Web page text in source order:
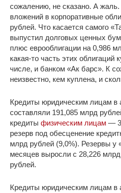
сожалению, не сказано. А
вложений в корпоративные
рублей. Что касается самого
выпустил долговых ценных
плюс еврооблигации на 0,986
какая-то часть этих облигаций
числе, и банком «Ак барс». К
неизвестно, кем куплена, и
Кредиты юридическим лицам в
составляли 191,085 млрд
кредиты физическим лицам —
резерв под обесценение
млрд рублей (9,0%). Резервы у
месяцев выросли с 28,226
рублей.
Кредиты юридическим лицам в